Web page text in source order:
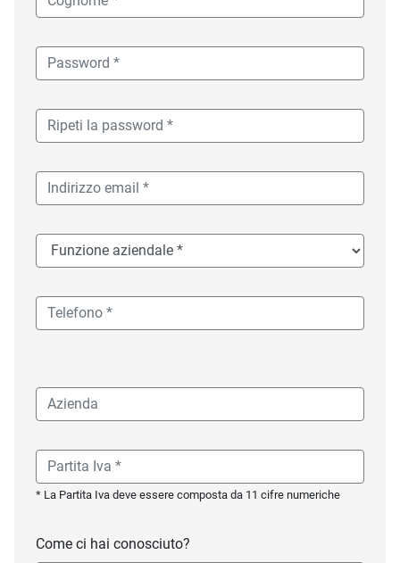
* La Partita Iva deve essere composta da 11 cifre numeriche
Come ci hai conosciuto?